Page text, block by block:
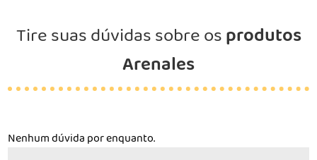
Tire suas dúvidas sobre osprodutos
Arenales
Nenhum dúvida por enquanto.